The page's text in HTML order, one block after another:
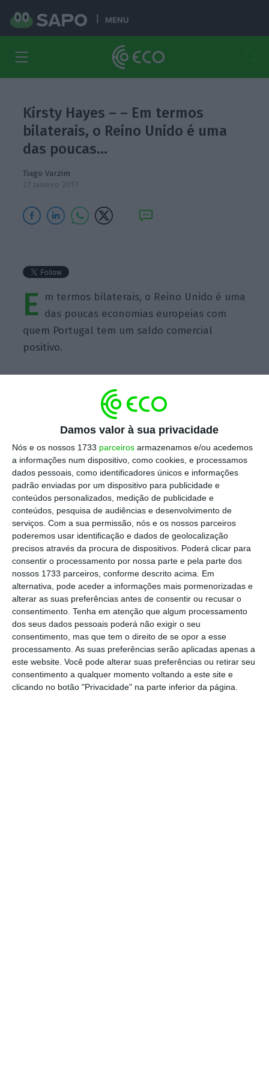
Damos valor à sua privacidade
Nós e os nossos 1733 parceiros armazenamos e/ou acedemos
a informações num dispositivo, como cookies, e processamos
dados pessoais, como identificadores únicos e informações
padrão enviadas por um dispositivo para publicidade e
conteúdos personalizados, medição de publicidade e
conteúdos, pesquisa de audiências e desenvolvimento de
serviços. Com a sua permissão, nós e os nossos parceiros
poderemos usar identificação e dados de geolocalização
precisos através da procura de dispositivos. Poderá clicar para
consentir o processamento por nossa parte e pela parte dos
nossos 1733 parceiros, conforme descrito acima. Em
alternativa, pode aceder a informações mais pormenorizadas e
alterar as suas preferências antes de consentir ou recusar o
consentimento. Tenha em atenção que algum processamento
dos seus dados pessoais poderá não exigir o seu
consentimento, mas que tem o direito de se opor a esse
processamento. As suas preferências serão aplicadas apenas a
este website. Você pode alterar suas preferências ou retirar seu
consentimento a qualquer momento voltando a este site e
clicando no botão "Privacidade" na parte inferior da página.
MENU
Kirsty Hayes – – Em termos
bilaterais, o Reino Unido é uma
das poucas…
Tiago Varzim
27 Janeiro 2017
E m termos bilaterais, o Reino Unido é uma
das poucas economias europeias com
quem Portugal tem um saldo comercial
positivo.
https://eco.sapo.pt/quote/kirsty-hayes-em-termos-bilaterais-o-reino-unido-e-uma-das-poucas-6/ Copiar
Assine o ECO Premium
No momento em que a informação é
mais importante do que nunca, apoie
o jornalismo independente e rigoroso.
De que forma? Assine o ECO Premium e
tenha acesso a notícias exclusivas, à
opinião que conta, às reportagens e
especiais que mostram o outro lado da
história.
Esta assinatura é uma forma de apoiar